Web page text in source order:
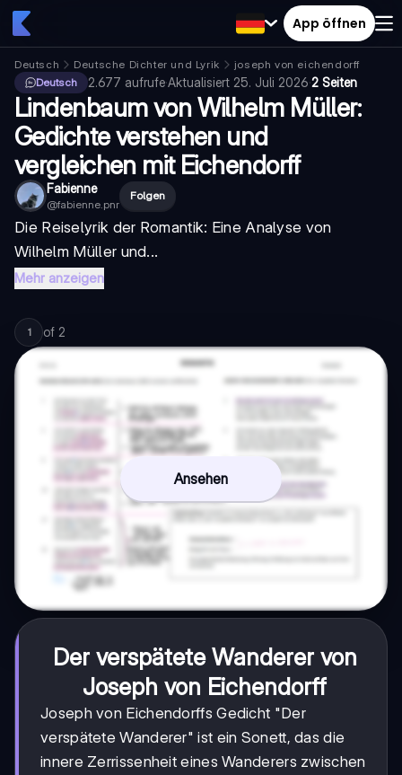
App öffnen
Deutsch Deutsche Dichter und Lyrik
joseph von eichendorff
Deutsch
2.677 aufrufe·Aktualisiert 25. Juli 2026·2 Seiten
Lindenbaum von Wilhelm Müller:
Gedichte verstehen und
vergleichen mit Eichendorff
Fabienne
@fabienne.pnr
Folgen
Die Reiselyrik der Romantik: Eine Analyse von
Wilhelm Müller und...
Mehr anzeigen
1 of 2
Ansehen
Der verspätete Wanderer von
Joseph von Eichendorff
Joseph von Eichendorffs Gedicht "Der
verspätete Wanderer" ist ein Sonett, das die
innere Zerrissenheit eines Wanderers zwischen